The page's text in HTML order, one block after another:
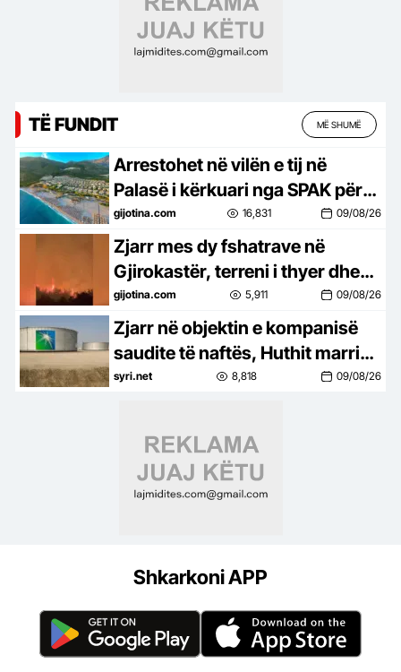
TË FUNDIT MË SHUMË
Arrestohet në vilën e tij në
Palasë i kërkuari nga SPAK për
inceneratorin e Tiranës
gijotina.com 16,831 09/08/26
Zjarr mes dy fshatrave në
Gjirokastër, terreni i thyer dhe
bimësia vështirësojnë
ndërhyrjen
gijotina.com 5,911 09/08/26
Zjarr në objektin e kompanisë
saudite të naftës, Huthit marrin
përgjegjësinë
syri.net 8,818 09/08/26
Shkarkoni APP